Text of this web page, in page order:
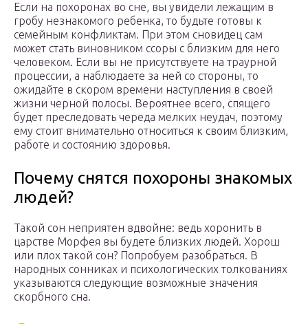
Если на похоронах во сне, вы увидели лежащим в
гробу незнакомого ребенка, то будьте готовы к
семейным конфликтам. При этом сновидец сам
может стать виновником ссоры с близким для него
человеком. Если вы не присутствуете на траурной
процессии, а наблюдаете за ней со стороны, то
ожидайте в скором времени наступления в своей
жизни черной полосы. Вероятнее всего, спящего
будет преследовать череда мелких неудач, поэтому
ему стоит внимательно относиться к своим близким,
работе и состоянию здоровья.
Почему снятся похороны знакомых
людей?
Такой сон неприятен вдвойне: ведь хоронить в
царстве Морфея вы будете близких людей. Хорош
или плох такой сон? Попробуем разобраться. В
народных сонниках и психологических толкованиях
указываются следующие возможные значения
скорбного сна.